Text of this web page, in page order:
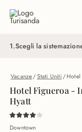
1.Scegli la
Vacanze/Stati Uniti/
Hotel Figueroa -
Hyatt
Downtown